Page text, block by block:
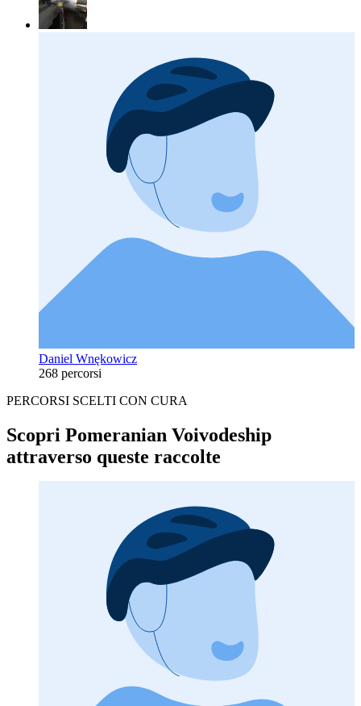
Daniel Wnękowicz
268 percorsi
PERCORSI SCELTI CON CURA
Scopri Pomeranian Voivodeship
attraverso queste raccolte